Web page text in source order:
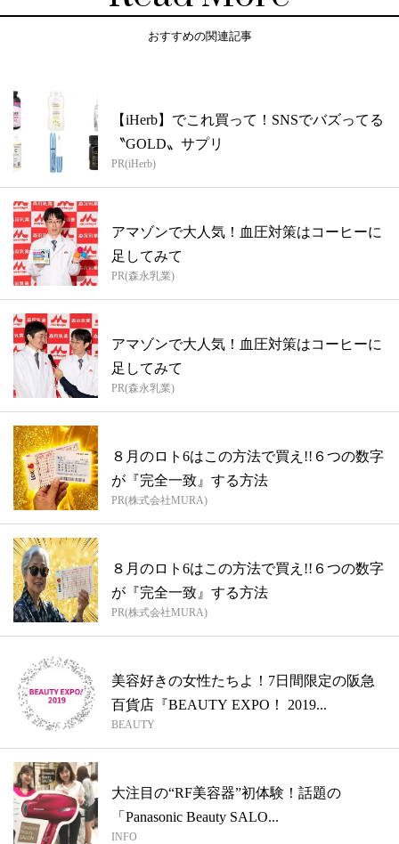
おすすめの関連記事
【iHerb】でこれ買って！SNSでバズってる
〝GOLD〟サプリ
PR(iHerb)
アマゾンで大人気！血圧対策はコーヒーに
足してみて
PR(森永乳業)
アマゾンで大人気！血圧対策はコーヒーに
足してみて
PR(森永乳業)
８月のロト6はこの方法で買え!!６つの数字
が『完全一致』する方法
PR(株式会社MURA)
８月のロト6はこの方法で買え!!６つの数字
が『完全一致』する方法
PR(株式会社MURA)
美容好きの女性たちよ！7日間限定の阪急
百貨店『BEAUTY EXPO！ 2019...
BEAUTY
大注目の“RF美容器”初体験！話題の
「Panasonic Beauty SALO...
INFO